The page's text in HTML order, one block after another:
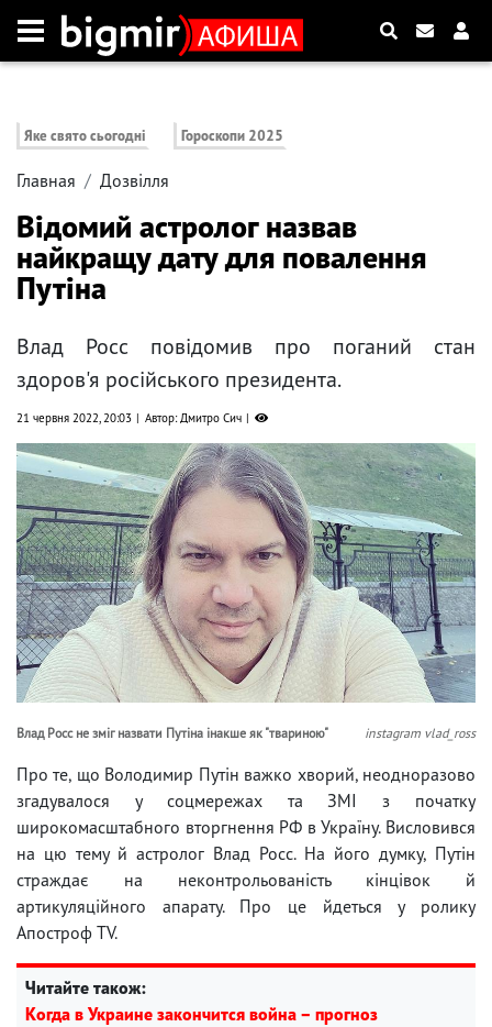
Яке свято сьогодні Гороскопи 2025
Главная Дозвілля
Відомий астролог назвав
найкращу дату для повалення
Путіна
Влад Росс повідомив про поганий стан
здоров'я російського президента.
21 червня 2022, 20:03 Автор: Дмитро Сич
Влад Росс не зміг назвати Путіна інакше як "твариною" instagram vlad_ross
Про те, що Володимир Путін важко хворий, неодноразово
згадувалося у соцмережах та ЗМІ з початку
широкомасштабного вторгнення РФ в Україну. Висловився
на цю тему й астролог Влад Росс. На його думку, Путін
страждає на неконтрольованість кінцівок й
артикуляційного апарату. Про це йдеться у ролику
Апостроф TV.
Читайте також:
Когда в Украине закончится война – прогноз